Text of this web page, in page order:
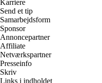
Karriere
Send et tip
Samarbejdsform
Sponsor
Annoncepartner
Affiliate
Netværkspartner
Presseinfo
Skriv
Links i indholdet